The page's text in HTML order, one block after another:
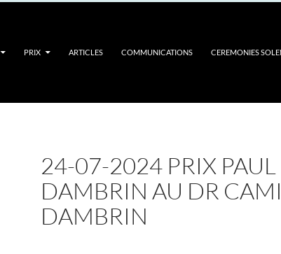
PRIX ARTICLES COMMUNICATIONS CEREMONIES
24-07-2024 PRIX PAUL
DAMBRIN AU DR
DAMBRIN